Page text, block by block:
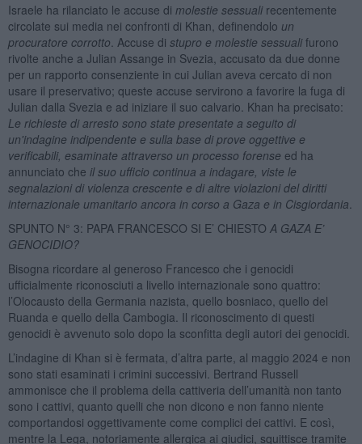
Israele ha rilanciato le accuse di molestie sessualirecentemente
circolate sui media nei confronti di Khan, definendolo un
procuratore corrotto . Accuse di stupro e molestie sessualifurono
rivolte anche a Julian Assange in Svezia, accusato da due donne
per un rapporto consenziente in cui Julian aveva cercato di non
usare il preservativo; queste accuse servirono a favorire la fuga di
Julian dalla Svezia e ad iniziare il suo calvario. Khan ha precisato:
Le richieste di arresto sono state presentate a seguito di
un'indagine indipendente e sulla base di prove oggettive e
verificabili, esaminate attraverso un processo forense ed ha
annunciato che il suo ufficio continua a indagare, viste le
segnalazioni di violenza crescente e di altre violazioni del diritti
internazionale umanitario ancora in corso a Gaza e in Cisgiordania
SPUNTO N° 3: PAPA FRANCESCO SI E’ CHIESTO A GAZA E’
GENOCIDIO?
Bisogna ricordare al generoso Francesco che i genocidi
ufficialmente riconosciuti a livello internazionale sono quattro:
l’Olocausto della Germania nazista, quello bosniaco, quello del
Ruanda e quello della Cambogia. Il riconoscimento di questi
genocidi è avvenuto solo dopo la sconfitta degli autori dei genocidi.
L’indagine di Khan si è fermata, d’altra parte, al maggio 2024 e non
sono stati esaminati i crimini successivi. Bertrand Russell
ammonisce che il problema della cattiveria dell’umanità non tanto
sono i cattivi, quanto quelli che non dicono e non fanno niente
comportandosi oggettivamente come complici dei cattivi. E così,
mentre la Lega, notoriamente allergica ai giudici, squittisce tramite